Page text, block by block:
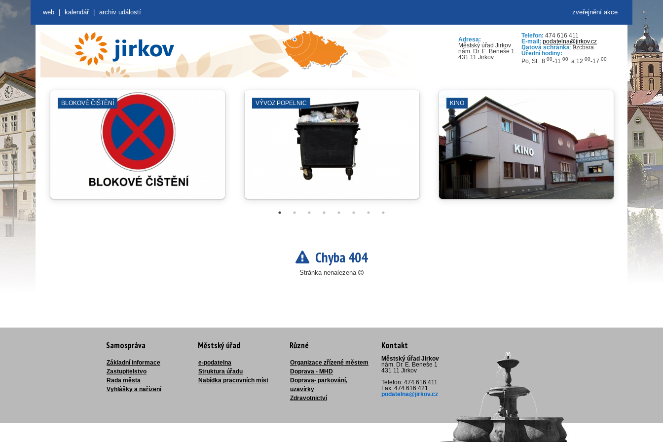
zveřejnění akce
web kalendář archiv událostí
Adresa:
Městský úřad Jirkov
nám. Dr. E. Beneše 1
431 11 Jirkov
Telefon: 474 616 411
E-mail: podatelna@jirkov.cz
Datová schránka: 9zcbsra
Úřední hodiny:
Po, St: 8 00-11 00 a 12 00-17 00
VÝVOZ POPELNIC ČERVENÝ HRÁDEK KOSTEL SV. JILJÍ
Chyba 404
Stránka nenalezena
Samospráva
Základní informace
Zastupitelstvo
Rada města
Vyhlášky a nařízení
Městský úřad
e-podatelna
Struktura úřadu
Nabídka pracovních míst
Různé
Organizace zřízené městem
Doprava - MHD
Doprava- parkování,
uzavírky
Zdravotnictví
Kontakt
Městský úřad Jirkov
nám. Dr. E. Beneše 1
431 11 Jirkov
Telefon: 474 616 411
Fax: 474 616 421
podatelna@jirkov.cz